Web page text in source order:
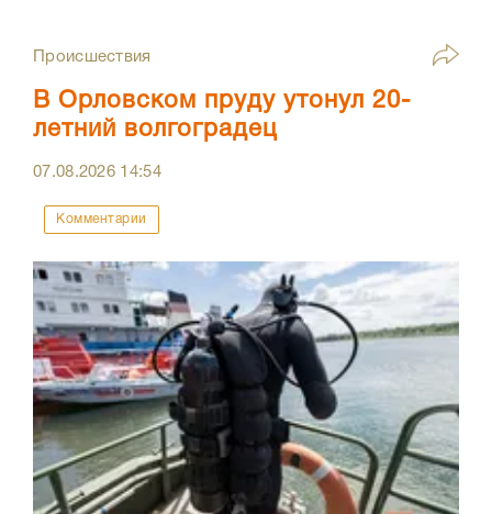
Происшествия
В Орловском пруду утонул 20-
летний волгоградец
07.08.2026 14:54
Комментарии